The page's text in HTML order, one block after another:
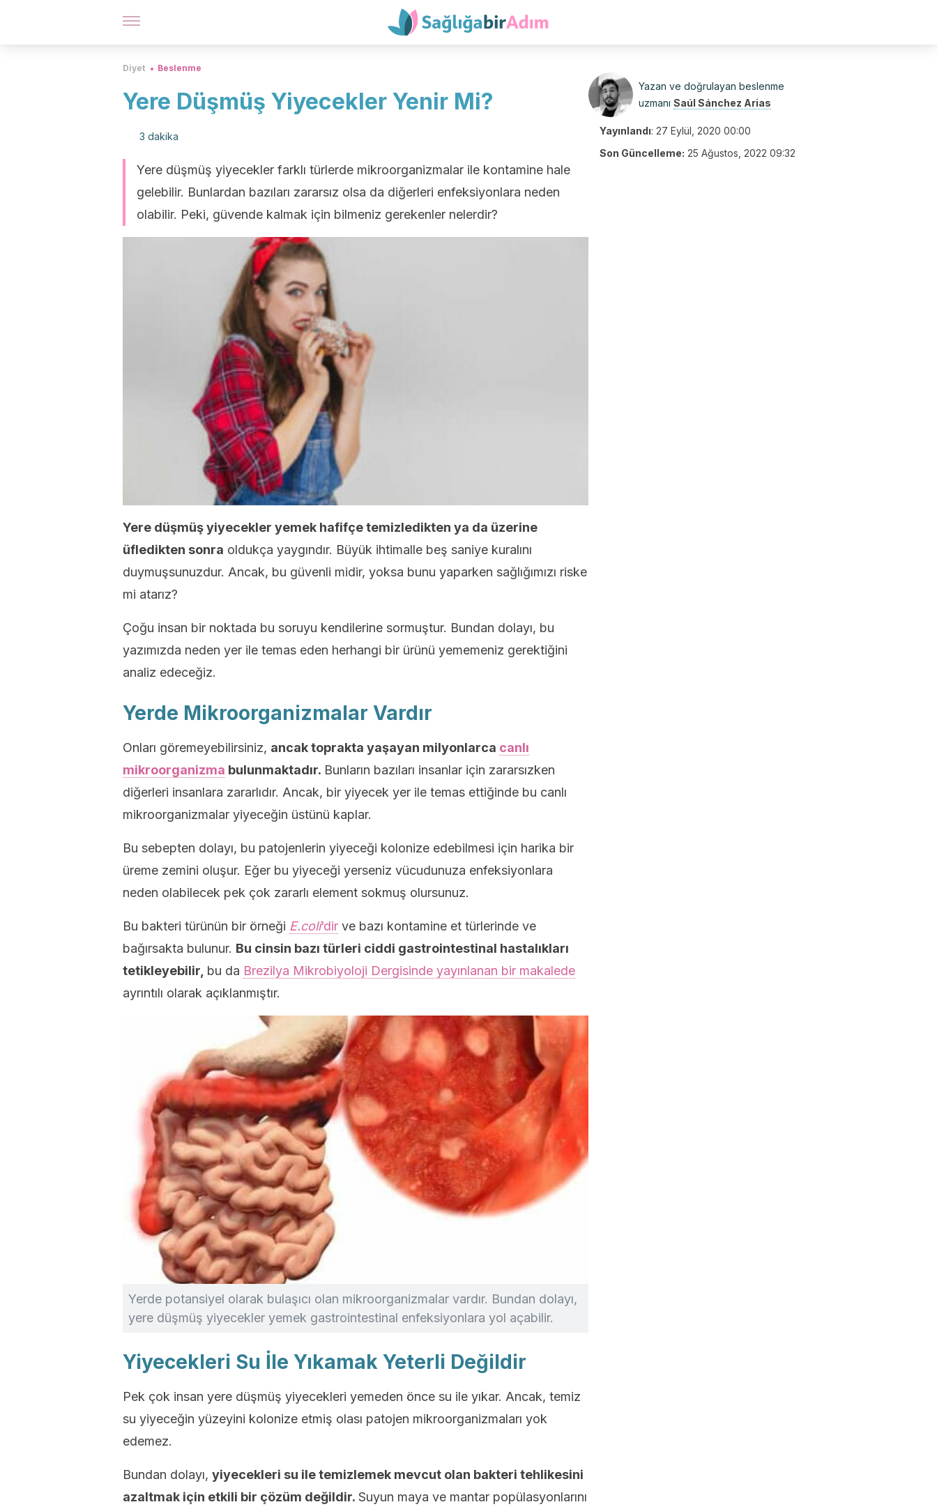
Diyet Beslenme
Yere Düşmüş Yiyecekler Yenir Mi?
3 dakika
Yere düşmüş yiyecekler farklı türlerde mikroorganizmalar ile kontamine hale
gelebilir. Bunlardan bazıları zararsız olsa da diğerleri enfeksiyonlara neden
olabilir. Peki, güvende kalmak için bilmeniz gerekenler nelerdir?
Yere düşmüş yiyecekler yemek hafifçe temizledikten ya da üzerine
üfledikten sonra oldukça yaygındır. Büyük ihtimalle beş saniye kuralını
duymuşsunuzdur. Ancak, bu güvenli midir, yoksa bunu yaparken sağlığımızı riske
mi atarız?
Çoğu insan bir noktada bu soruyu kendilerine sormuştur. Bundan dolayı, bu
yazımızda neden yer ile temas eden herhangi bir ürünü yememeniz gerektiğini
analiz edeceğiz.
Yerde Mikroorganizmalar Vardır
Onları göremeyebilirsiniz, ancak toprakta yaşayan milyonlarca canlı
mikroorganizma bulunmaktadır. Bunların bazıları insanlar için zararsızken
diğerleri insanlara zararlıdır. Ancak, bir yiyecek yer ile temas ettiğinde bu canlı
mikroorganizmalar yiyeceğin üstünü kaplar.
Bu sebepten dolayı, bu patojenlerin yiyeceği kolonize edebilmesi için harika bir
üreme zemini oluşur. Eğer bu yiyeceği yerseniz vücudunuza enfeksiyonlara
neden olabilecek pek çok zararlı element sokmuş olursunuz.
Bu bakteri türünün bir örneği E.coli‘dir ve bazı kontamine et türlerinde ve
bağırsakta bulunur. Bu cinsin bazı türleri ciddi gastrointestinal hastalıkları
tetikleyebilir, bu da Brezilya Mikrobiyoloji Dergisinde yayınlanan bir makalede
ayrıntılı olarak açıklanmıştır.
Yerde potansiyel olarak bulaşıcı olan mikroorganizmalar vardır. Bundan dolayı,
yere düşmüş yiyecekler yemek gastrointestinal enfeksiyonlara yol açabilir.
Yiyecekleri Su İle Yıkamak Yeterli Değildir
Pek çok insan yere düşmüş yiyecekleri yemeden önce su ile yıkar. Ancak, temiz
su yiyeceğin yüzeyini kolonize etmiş olası patojen mikroorganizmaları yok
edemez.
Bundan dolayı, yiyecekleri su ile temizlemek mevcut olan bakteri tehlikesini
azaltmak için etkili bir çözüm değildir. Suyun maya ve mantar popülasyonlarını
Yazan ve doğrulayan beslenme
uzmanı Saúl Sánchez Arias
Yayınlandı: 27 Eylül, 2020 00:00
Son Güncelleme: 25 Ağustos, 2022 09:32